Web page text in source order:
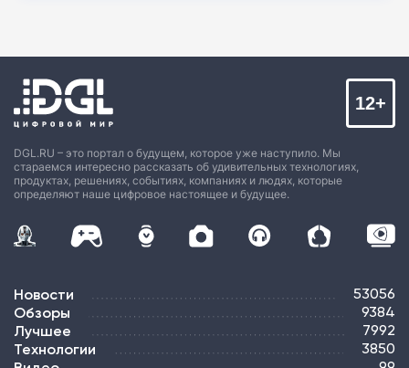
DGL.RU – это портал о будущем, которое уже наступило. Мы
стараемся интересно рассказать об удивительных технологиях,
продуктах, решениях, событиях, компаниях и людях, которые
определяют наше цифровое настоящее и будущее.
12+
Новости 53056
Обзоры 9384
Лучшее 7992
Технологии 3850